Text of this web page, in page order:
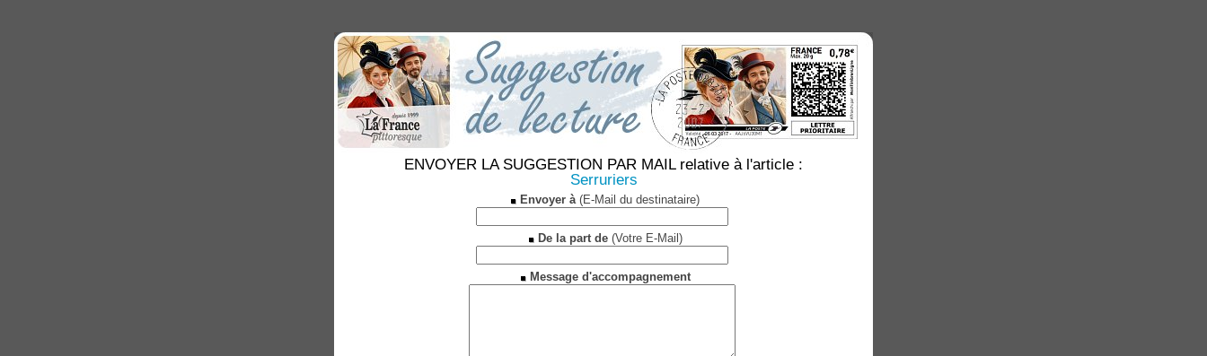
ENVOYER LA SUGGESTION PAR MAIL relative à l'article :
Serruriers
Envoyer à(E-Mail du destinataire)
De la part de(Votre E-Mail)
Message d'accompagnement